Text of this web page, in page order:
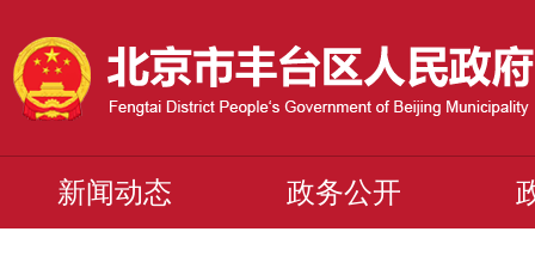
新闻动态 政务公开